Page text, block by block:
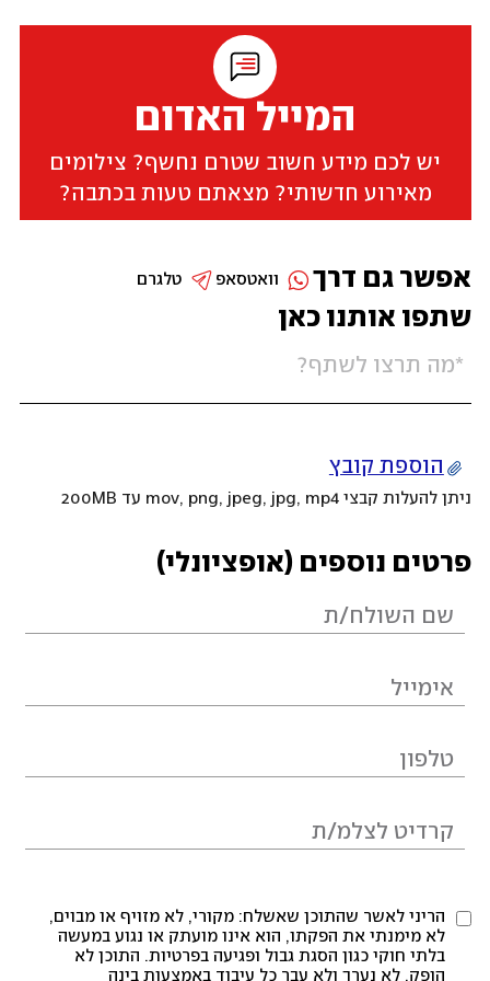
המייל האדום
יש לכם מידע חשוב שטרם נחשף? צילומים
מאירוע חדשותי? מצאתם טעות בכתבה?
שתפו אותנו כאן
הוספת קובץ
ניתן להעלות קבצי mov, png, jpeg, jpg, mp4 עד 200MB
פרטים נוספים (אופציונלי)
הריני לאשר שהתוכן שאשלח: מקורי, לא מזויף או מבוים,
לא מימנתי את הפקתו, הוא אינו מועתק או נגוע במעשה
בלתי חוקי כגון הסגת גבול ופגיעה בפרטיות. התוכן לא
הופק, לא נערך ולא עבר כל עיבוד באמצעות בינה
אפשר גם דרך טלגרם וואטסאפ